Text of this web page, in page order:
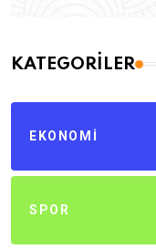
KATEGORILER
EKONOMI
SPOR